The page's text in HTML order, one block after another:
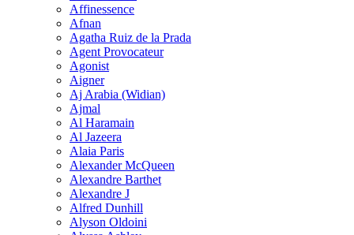
Affinessence
Afnan
Agatha Ruiz de la Prada
Agent Provocateur
Agonist
Aigner
Aj Arabia (Widian)
Ajmal
Al Haramain
Al Jazeera
Alaia Paris
Alexander McQueen
Alexandre Barthet
Alexandre J
Alfred Dunhill
Alyson Oldoini